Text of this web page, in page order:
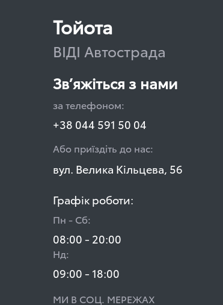
Тойота
ВІДІ Автострада
Зв’яжіться з нами
за телефоном:
+38 044 591 50 04
Або приїздіть до нас:
вул. Велика Кільцева, 56
Графік роботи:
Пн - Сб:
08:00 - 20:00
Нд:
09:00 - 18:00
МИ В СОЦ. МЕРЕЖАХ